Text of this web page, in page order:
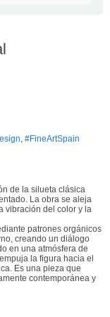
​#FineArtSpain
de la silueta clásica
La obra se aleja
vibración del color y la
patrones orgánicos
creando un diálogo
en una atmósfera de
la figura hacia el
Es una pieza que
contemporánea y